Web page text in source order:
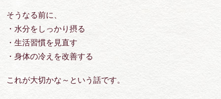
そうなる前に、
・水分をしっかり摂る
・生活習慣を見直す
・身体の冷えを改善する
これが大切かな～という話です。